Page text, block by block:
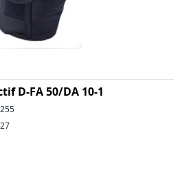
D-FA 50/DA 10-1